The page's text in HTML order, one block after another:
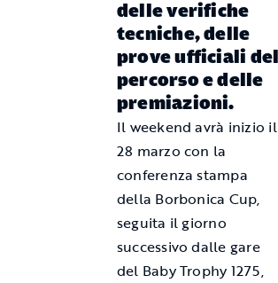
delle verifiche
tecniche, delle
prove ufficiali del
percorso e delle
premiazioni.
Il weekend avrà inizio il
28 marzo con la
conferenza stampa
della Borbonica Cup,
seguita il giorno
successivo dalle gare
del Baby Trophy 1275,